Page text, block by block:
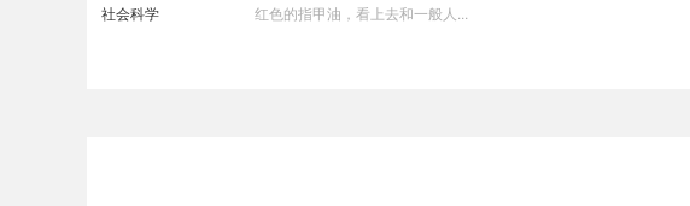
社会科学
红色的指甲油，看上去和一般人...